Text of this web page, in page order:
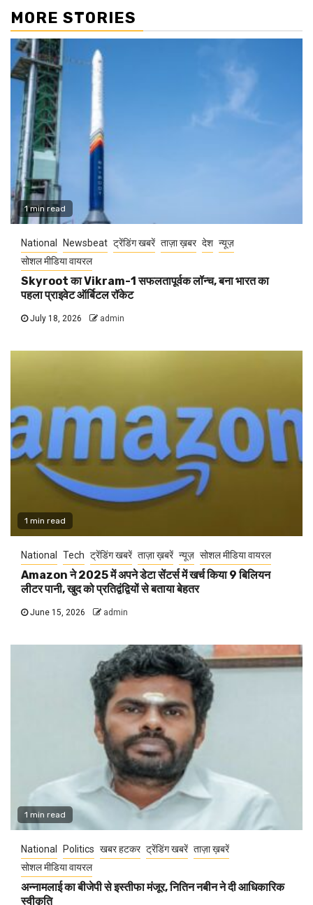
MORE STORIES
1 min read
National Newsbeat ट्रेंडिंग खबरें ताज़ा ख़बर देश न्यूज़
सोशल मीडिया वायरल
Skyroot का Vikram-1 सफलतापूर्वक लॉन्च, बना भारत का
पहला प्राइवेट ऑर्बिटल रॉकेट
July 18, 2026 admin
1 min read
National Tech ट्रेंडिंग खबरें ताज़ा ख़बरें न्यूज़ सोशल मीडिया वायरल
Amazon ने 2025 में अपने डेटा सेंटर्स में खर्च किया 9 बिलियन
लीटर पानी, खुद को प्रतिद्वंद्वियों से बताया बेहतर
June 15, 2026 admin
1 min read
National Politics खबर हटकर ट्रेंडिंग खबरें ताज़ा ख़बरें
सोशल मीडिया वायरल
अन्नामलाई का बीजेपी से इस्तीफा मंजूर, नितिन नबीन ने दी आधिकारिक
स्वीकृति